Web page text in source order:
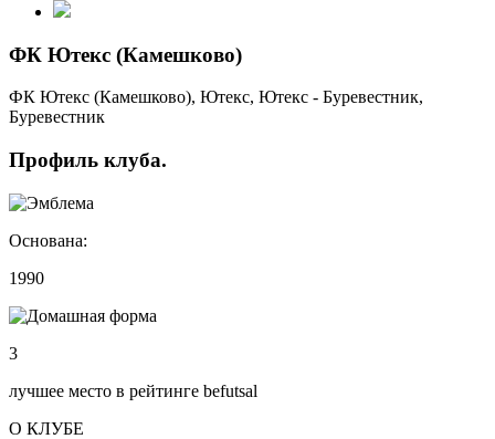
ФК Ютекс (Камешково)
ФК Ютекс (Камешково), Ютекс, Ютекс - Буревестник,
Буревестник
Профиль клуба.
Основана:
1990
3
лучшее место в рейтинге befutsal
О КЛУБЕ